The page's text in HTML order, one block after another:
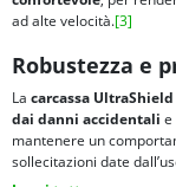
ad alte velocità.[3]
Robustezza e
La carcassa UltraShield
dai danni accidentali e
mantenere un
sollecitazioni date